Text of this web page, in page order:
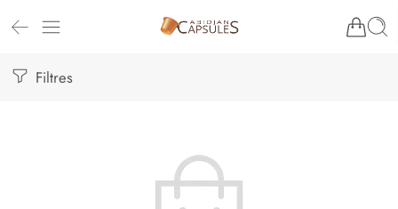
Filtres